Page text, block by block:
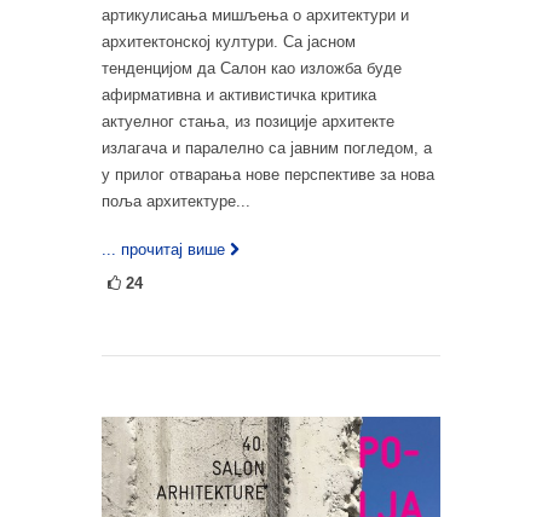
артикулисања мишљења о архитектури и
архитектонској култури. Са јасном
тенденцијом да Салон као изложба буде
афирмативна и активистичка критика
актуелног стања, из позиције архитекте
излагача и паралелно са јавним погледом, а
у прилог отварања нове перспективе за нова
поља архитектуре...
... прочитај више
24